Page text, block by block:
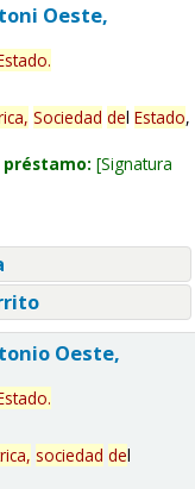
Oeste,
.
Sociedad del Estado,
Signatura
Oeste,
.
sociedad del